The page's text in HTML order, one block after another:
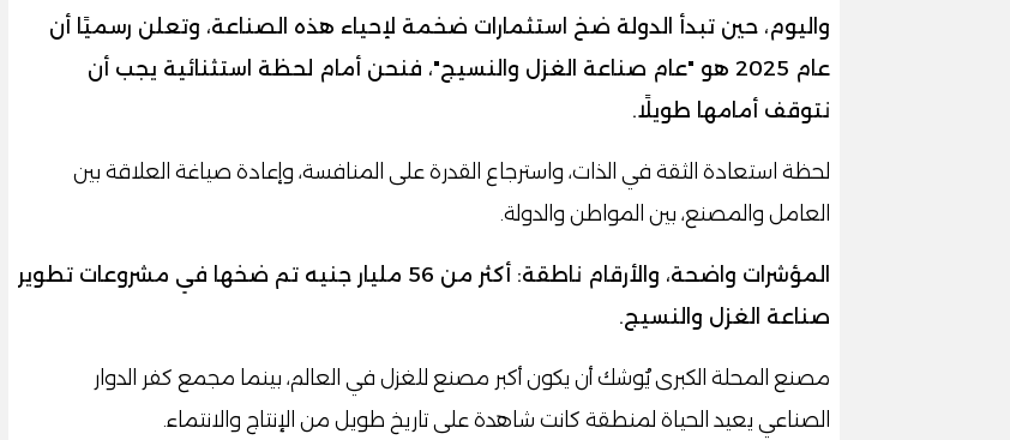
واليوم، حين تبدأ الدولة ضخ استثمارات ضخمة لإحياء هذه الصناعة، وتعلن رسميًا أن
عام 2025 هو "عام صناعة الغزل والنسيج"، فنحن أمام لحظة استثنائية يجب أن
نتوقف أمامها طويلًا.
لحظة استعادة الثقة في الذات، واسترجاع القدرة على المنافسة، وإعادة صياغة العلاقة بين
العامل والمصنع، بين المواطن والدولة.
المؤشرات واضحة، والأرقام ناطقة: أكثر من 56 مليار جنيه تم ضخها في مشروعات تطوير
صناعة الغزل والنسيج.
مصنع المحلة الكبرى يُوشك أن يكون أكبر مصنع للغزل في العالم، بينما مجمع كفر الدوار
الصناعي يعيد الحياة لمنطقة كانت شاهدة على تاريخ طويل من الإنتاج والانتماء.